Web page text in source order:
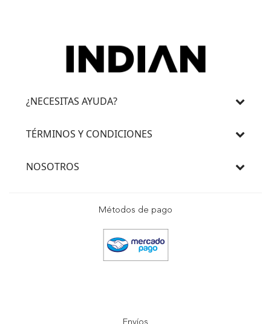
¿NECESITAS AYUDA?
TÉRMINOS Y CONDICIONES
NOSOTROS
Métodos de pago